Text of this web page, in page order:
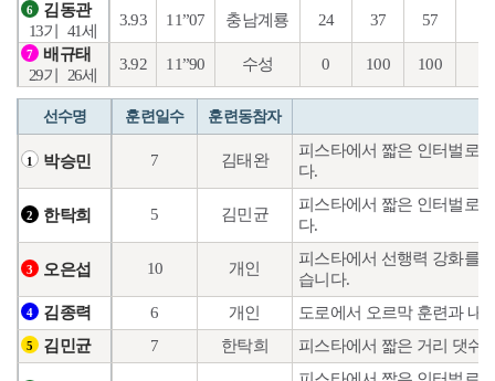
6
김동관
13기
41세
3.93 11”07 충남계룡 24 37 57
7
배규태
29기
26세
3.92 11”90 수성 0 100 100
선수명 훈련일수 훈련동참자
1 박승민 7 김태완
피스타에서 짧은 인터벌로
다.
2 한탁희 5 김민균
피스타에서 짧은 인터벌로
다.
3 오은섭 10 개인
피스타에서 선행력 강화를
습니다.
4 김종력 6 개인 도로에서 오르막 훈련과 내
5 김민균 7 한탁희 피스타에서 짧은 거리 댓쉬